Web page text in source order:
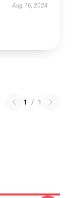
Aug 16, 2024
1 / 1